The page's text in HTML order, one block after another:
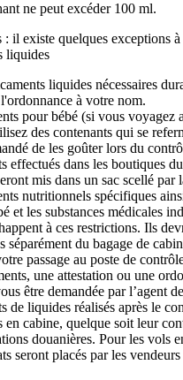
ne peut excéder 100 ml.
: il existe quelques exceptions
liquides
liquides nécessaires
à votre nom.
pour bébé (si vous voyagez
des contenants qui se
de les goûter lors du
effectués dans les boutiques
mis dans un sac scellé par
nutritionnels spécifiques
et les substances médicales
à ces restrictions. Ils
séparément du bagage de
passage au poste de
une attestation ou une
être demandée par l’agent
de liquides réalisés après le
en cabine, quelque soit leur
douanières. Pour les vols
seront placés par les vendeurs